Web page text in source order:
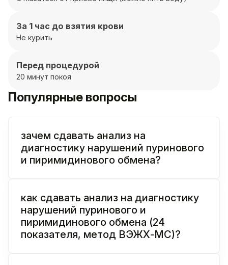
За 1 час до взятия крови
Не курить
Перед процедурой
20 минут покоя
Популярные вопросы
зачем сдавать анализ на
диагностику нарушений пуринового
и пиримидинового обмена?
как сдавать анализ на диагностику
нарушений пуринового и
пиримидинового обмена (24
показателя, метод ВЭЖХ-МС)?